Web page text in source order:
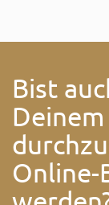
Bist
Online-